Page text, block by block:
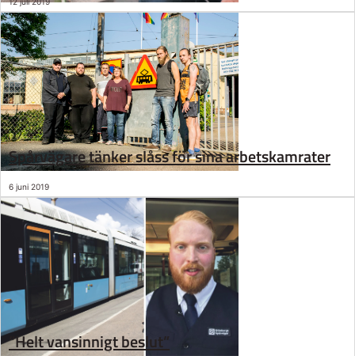
Spårvägare tänker slåss för sina arbetskamrater
6 juni 2019
”Helt vansinnigt beslut”